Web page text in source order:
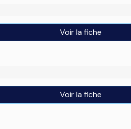
Voir la fiche
Voir la fiche